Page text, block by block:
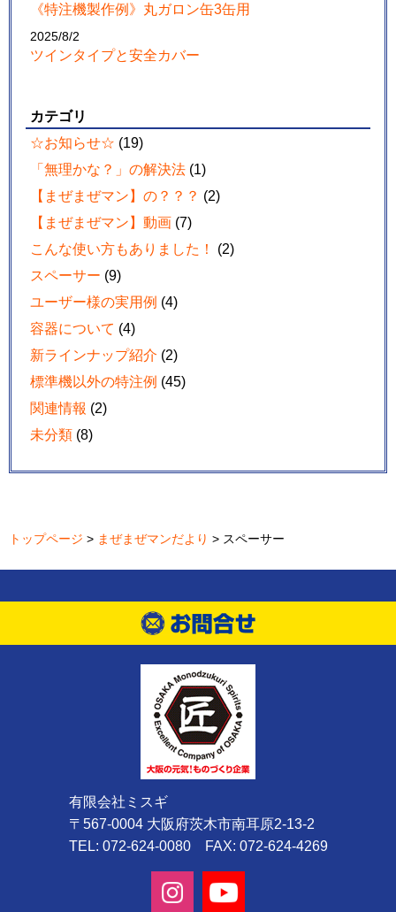
《特注機製作例》丸ガロン缶3缶用
2025/8/2
ツインタイプと安全カバー
カテゴリ
☆お知らせ☆ (19)
「無理かな？」の解決法 (1)
【まぜまぜマン】の？？？ (2)
【まぜまぜマン】動画 (7)
こんな使い方もありました！
(2)
スペーサー (9)
ユーザー様の実用例 (4)
容器について (4)
新ラインナップ紹介 (2)
標準機以外の特注例 (45)
関連情報 (2)
未分類 (8)
トップページ > まぜまぜマンだより > スペーサー
有限会社ミスギ
〒567-0004 大阪府茨木市南耳原2-13-2
TEL: 072-624-0080 FAX: 072-624-4269